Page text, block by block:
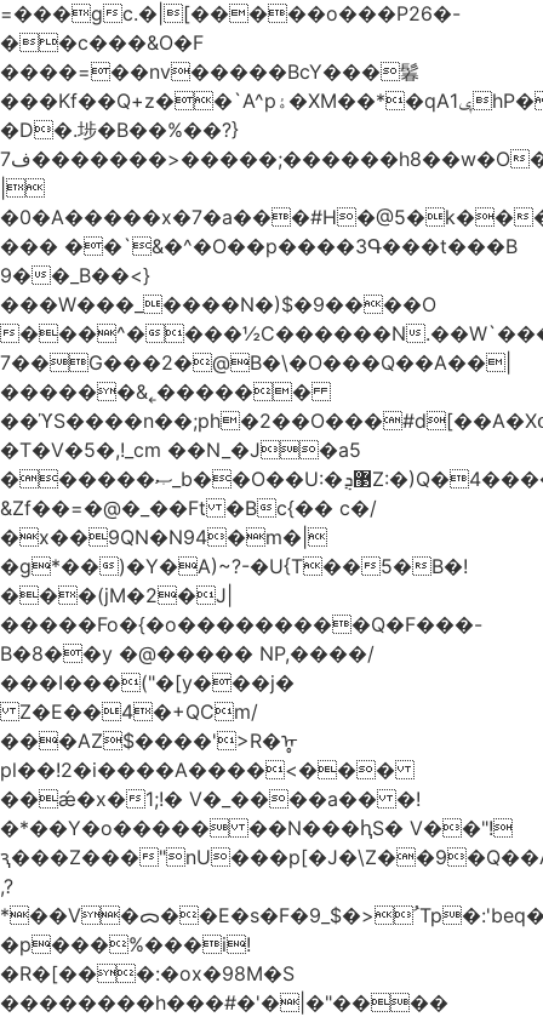
=���gc.�|[�����ο���P26�-
��c���&O�F
����=��nv�����BcY���鬊
���Kf��Q+z��`A^pۀ�XM��*�qAݷ1hP��G�����YU�Xa��]��^
�D�.埗�B��%��?}
ف7�������>�����;������h8��w�O����էW������������{�g����y�
|
�0�A�����x�7�a���#H�@5�k��
��� ��`&�^�O��p����3Գ���t���B
9��_B��<}
���W���_����N�)$�9����O
���^����½C������N
7��G���2�@B�\�O���Q��A��|
������&˿������
�T�V�5�,!_cm ��N_�J�a5
������ޞ_b��O��U:�޳ܯZ:�)Q�4�������
&Zf��=�@�_��Ft �Bc{�� c�/
�x��9QN�N94�m�|
�g*��)�Y�A)~?-�U{T��5�B�!
���(jM�2�J|
�����Fo�{�o���������Q�F���-
B�8��y �@����� NP,����/
���I���("�[y���j�
Z�E��4�+QCm/
���AZ$����'>R�ᡎ
pl��!2�i����A����<���
��ǽ�x�1;!� V�_����a�� �!
�*��Y�o����� ��N���ԧS� V��"!
ԇ���Z���
,?
*��V�ᯅ��E�s�F�ﹸ<�$_9Tp�:'beq�Mfcn�oj�n��,�>N4�S+b���p1&}&�|
�p���%���i!
�R�[���:�ox�98M�S
��������h���#�'�|�"����